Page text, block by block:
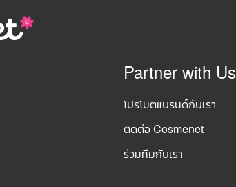
Partner with Us
โปรโมตแบรนด์กับเรา
ติดต่อ Cosmenet
ร่วมทีมกับเรา